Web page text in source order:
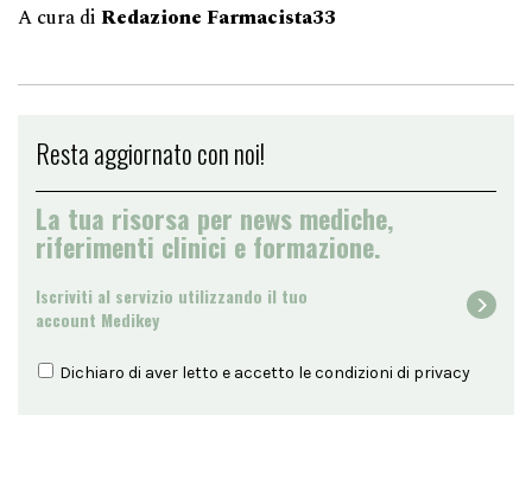
A cura di Redazione Farmacista33
Resta aggiornato con noi!
La tua risorsa per news mediche,
riferimenti clinici e formazione.
Iscriviti al servizio utilizzando il tuo
account Medikey
Dichiaro di aver letto e accetto le condizioni di privacy